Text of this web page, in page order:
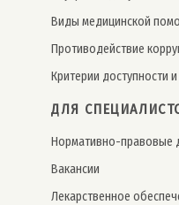
Виды медицинской
Противодействие
Критерии доступности
ДЛЯ
Нормативно-правовые
Вакансии
Лекарственное